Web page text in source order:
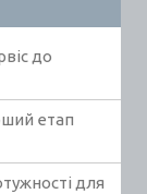
до
етап
для